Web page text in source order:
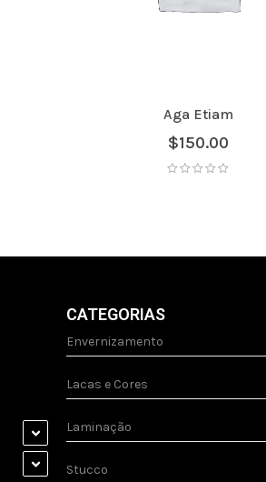
Aga Etiam
$150.00
CATEGORIAS
Envernizamento
Lacas e Cores
Laminação
Stucco